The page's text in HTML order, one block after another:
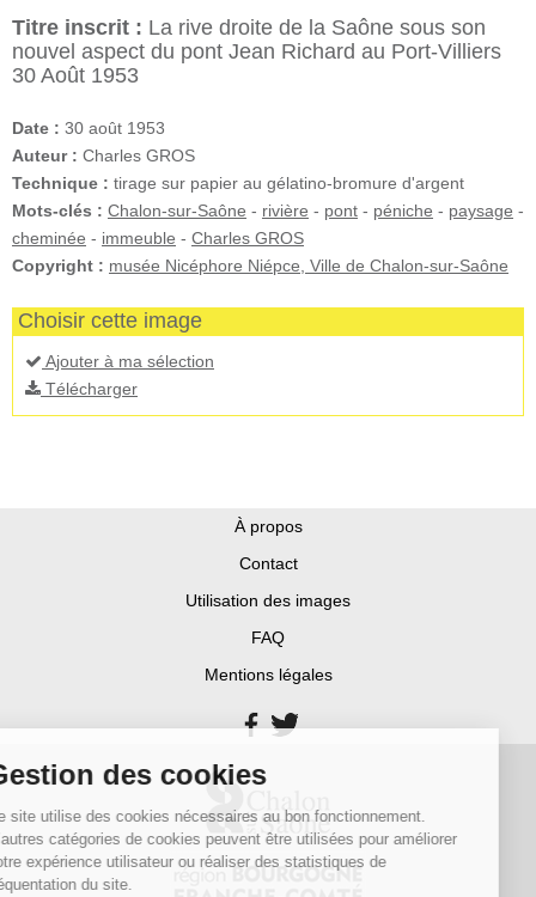
Titre inscrit : La rive droite de la Saône sous son
nouvel aspect du pont Jean Richard au Port-Villiers
30 Août 1953
Date : 30 août 1953
Auteur : Charles GROS
Technique : tirage sur papier au gélatino-bromure d'argent
Mots-clés : Chalon-sur-Saône - rivière - pont - péniche - paysage -
cheminée - immeuble - Charles GROS
Copyright : musée Nicéphore Niépce, Ville de Chalon-sur-Saône
Choisir cette image
Ajouter à ma sélection
Télécharger
À propos
Contact
Utilisation des images
FAQ
Mentions légales
Gestion des cookies
Ce site utilise des cookies nécessaires au bon fonctionnement.
D’autres catégories de cookies peuvent être utilisées pour améliorer
votre expérience utilisateur ou réaliser des statistiques de
fréquentation du site.